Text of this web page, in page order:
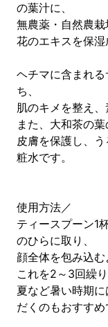
の葉汁に、
無農薬・自然農
花のエキスを保湿
ヘチマに含まれ
ち、
肌のキメを整え、
また、大和茶の
皮膚を保護し、
粧水です。
使用方法／
ティースプーン1
のひらに取り、
顔全体を包み込む
これを2～3回繰
夏など暑い時期
だくのもおすすめ